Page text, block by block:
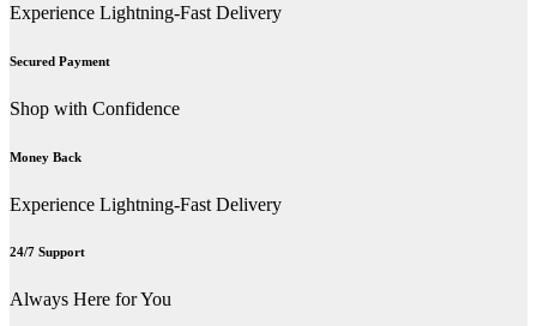
Experience Lightning-Fast Delivery
Secured Payment
Shop with Confidence
Money Back
Experience Lightning-Fast Delivery
24/7 Support
Always Here for You